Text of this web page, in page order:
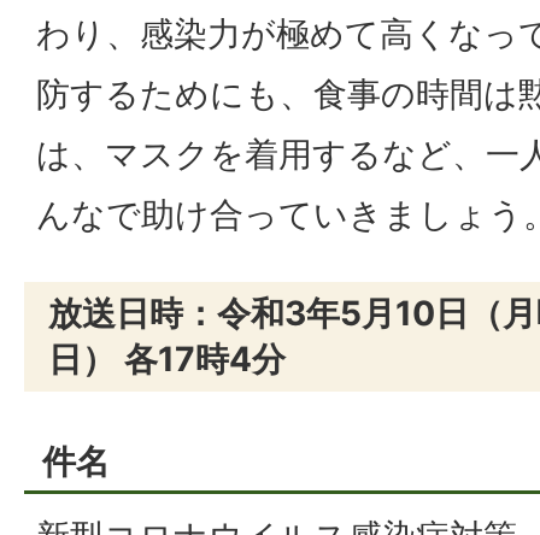
わり、感染力が極めて高くなっ
防するためにも、食事の時間は
は、マスクを着用するなど、一
んなで助け合っていきましょう
放送日時：令和3年5月10日（
日） 各17時4分
件名